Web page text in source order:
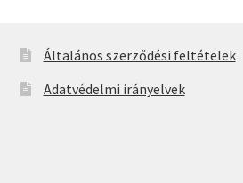
Általános szerződési feltételek
Adatvédelmi irányelvek